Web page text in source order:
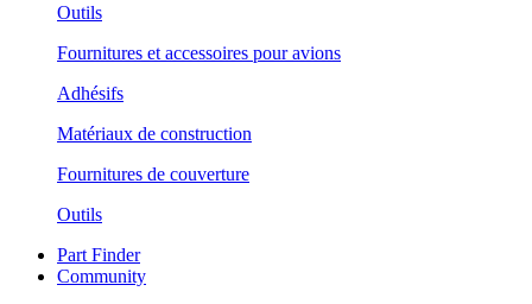
Outils
Fournitures et accessoires pour avions
Adhésifs
Matériaux de construction
Fournitures de couverture
Outils
Part Finder
Community